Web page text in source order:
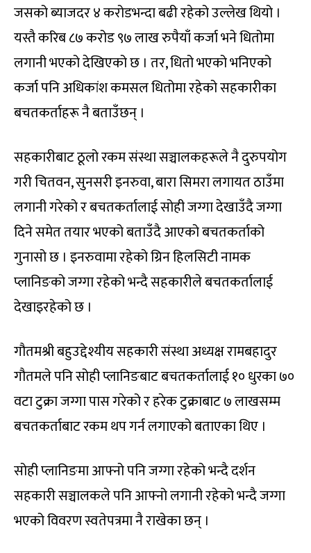
जसको ब्याजदर ४ करोडभन्दा बढी रहेको उल्लेख थियो ।
यस्तै करिब ८७ करोड ९७ लाख रुपैयाँ कर्जा भने धितोमा
लगानी भएको देखिएको छ । तर, धितो भएको भनिएको
कर्जा पनि अधिकांश कमसल धितोमा रहेको सहकारीका
बचतकर्ताहरू नै बताउँछन् ।
सहकारीबाट ठूलो रकम संस्था सञ्चालकहरूले नै दुरुपयोग
गरी चितवन, सुनसरी इनरुवा, बारा सिमरा लगायत ठाउँमा
लगानी गरेको र बचतकर्तालाई सोही जग्गा देखाउँदै जग्गा
दिने समेत तयार भएको बताउँदै आएको बचतकर्ताको
गुनासो छ । इनरुवामा रहेको ग्रिन हिलसिटी नामक
प्लानिङको जग्गा रहेको भन्दै सहकारीले बचतकर्तालाई
देखाइरहेको छ ।
गौतमश्री बहुउद्देश्यीय सहकारी संस्था अध्यक्ष रामबहादुर
गौतमले पनि सोही प्लानिङबाट बचतकर्तालाई १० धुरका ७०
वटा टुक्रा जग्गा पास गरेको र हरेक टुक्राबाट ७ लाखसम्म
बचतकर्ताबाट रकम थप गर्न लगाएको बताएका थिए ।
सोही प्लानिङमा आफ्नो पनि जग्गा रहेको भन्दै दर्शन
सहकारी सञ्चालकले पनि आफ्नो लगानी रहेको भन्दै जग्गा
भएको विवरण स्वतेपत्रमा नै राखेका छन् ।